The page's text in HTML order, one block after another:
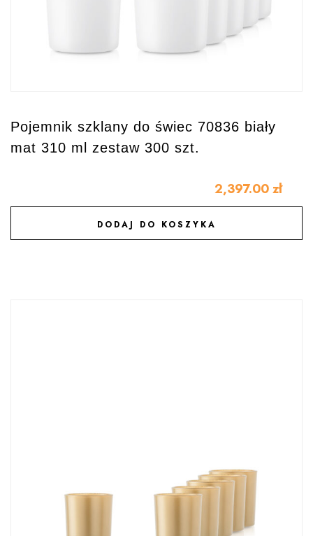
Pojemnik szklany do świec 70836 biały
mat 310 ml zestaw 300 szt.
2,397.00 zł
DODAJ DO KOSZYKA
DODAJ DO ULUBIONYCH